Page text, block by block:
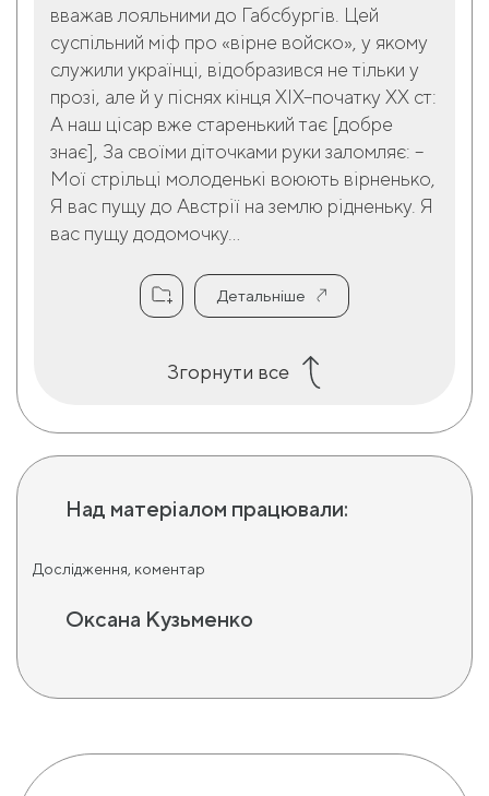
вважав лояльними до Габсбургів. Цей
суспільний міф про «вірне войско», у якому
служили українці, відобразився не тільки у
прозі, але й у піснях кінця XIX–початку ХХ ст:
А наш цісар вже старенький тає [добре
знає], За своїми діточками руки заломляє: –
Мої стрільці молоденькі воюють вірненько,
Я вас пущу до Австрії на землю рідненьку. Я
вас пущу додомочку...
Детальніше
Згорнути все
Над матеріалом працювали:
Дослідження, коментар
Оксана Кузьменко